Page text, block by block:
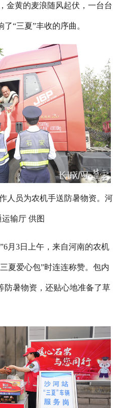
金黄的麦浪随风起伏，一台台
“三夏”丰收的序曲。
人员为农机手送防暑物资。河
输厅 供图
3日上午，来自河南的农机
夏爱心包”时连连称赞。包内
防暑物资，还贴心地准备了草